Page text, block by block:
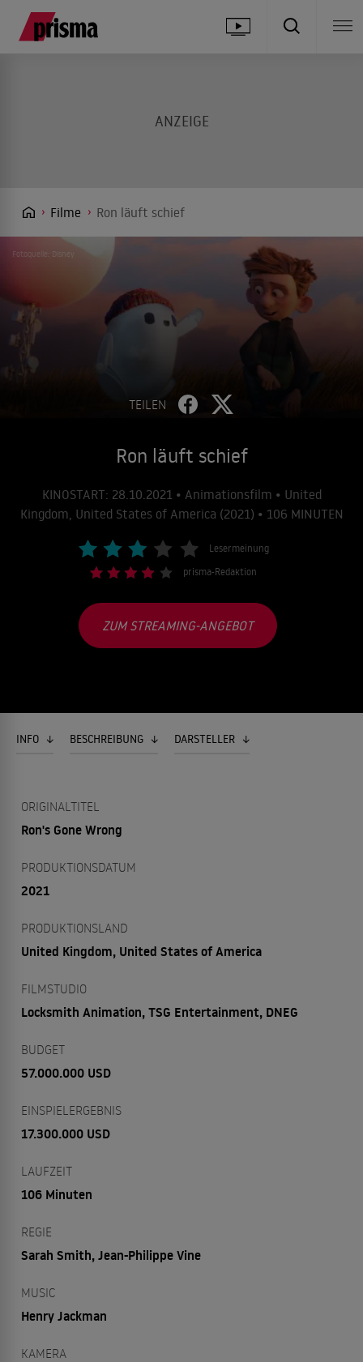
Filme Ron läuft schief
Fotoquelle: Disney
TEILEN
Ron läuft schief
KINOSTART: 28.10.2021 • Animationsfilm • United
Kingdom, United States of America (2021) • 106 MINUTEN
Lesermeinung
prisma-Redaktion
ZUM STREAMING-ANGEBOT
INFO BESCHREIBUNG DARSTELLER
ORIGINALTITEL
Ron's Gone Wrong
PRODUKTIONSDATUM
2021
PRODUKTIONSLAND
United Kingdom, United States of America
FILMSTUDIO
Locksmith Animation, TSG Entertainment, DNEG
BUDGET
57.000.000 USD
EINSPIELERGEBNIS
17.300.000 USD
LAUFZEIT
106 Minuten
REGIE
Sarah Smith, Jean-Philippe Vine
MUSIC
Henry Jackman
KAMERA